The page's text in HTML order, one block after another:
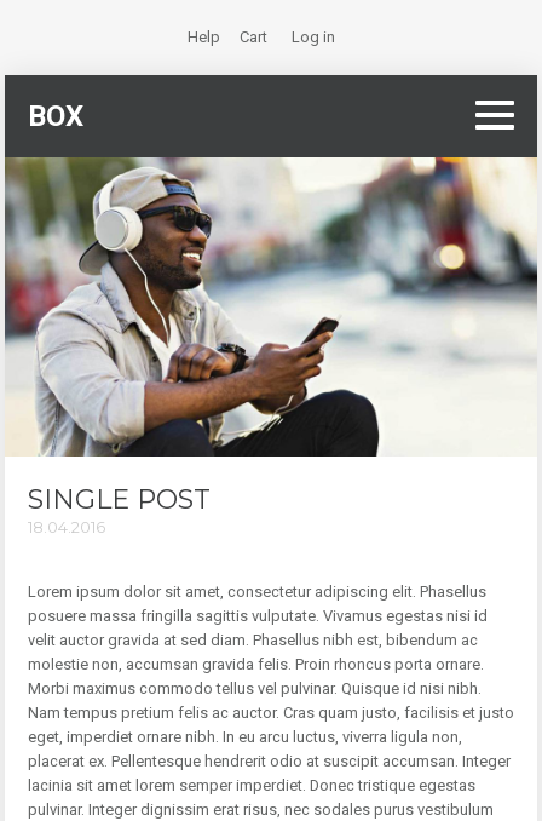
Help Cart Log in
BOX
SINGLE POST
18.04.2016
Lorem ipsum dolor sit amet, consectetur adipiscing elit. Phasellus
posuere massa fringilla sagittis vulputate. Vivamus egestas nisi id
velit auctor gravida at sed diam. Phasellus nibh est, bibendum ac
molestie non, accumsan gravida felis. Proin rhoncus porta ornare.
Morbi maximus commodo tellus vel pulvinar. Quisque id nisi nibh.
Nam tempus pretium felis ac auctor. Cras quam justo, facilisis et justo
eget, imperdiet ornare nibh. In eu arcu luctus, viverra ligula non,
placerat ex. Pellentesque hendrerit odio at suscipit accumsan. Integer
lacinia sit amet lorem semper imperdiet. Donec tristique egestas
pulvinar. Integer dignissim erat risus, nec sodales purus vestibulum